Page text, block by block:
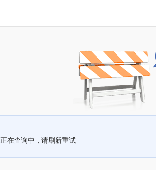
正在查询中，请刷新重试